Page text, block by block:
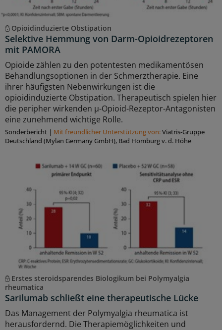
Opioidinduzierte Obstipation
Selektive Hemmung von Darm-Opioidrezeptoren
mit PAMORA
Opioide zählen zu den potentesten medikamentösen
Behandlungsoptionen in der Schmerztherapie. Eine
ihrer häuﬁgsten Nebenwirkungen ist die
opioidinduzierte Obstipation. Therapeutisch spielen hier
die peripher wirkenden μ-Opioid-Rezeptor-Antagonisten
eine zunehmend wichtige Rolle.
Sonderbericht | Mit freundlicher Unterstützung von:Viatris-Gruppe
Deutschland (Mylan Germany GmbH), Bad Homburg v. d. Höhe
Erstes steroidsparendes Biologikum bei Polymyalgia
rheumatica
Sarilumab schließt eine therapeutische Lücke
Das Management der Polymyalgia rheumatica ist
herausfordernd. Die Therapiemöglichkeiten und